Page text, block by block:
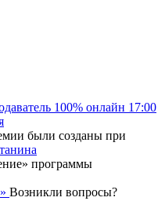
100% онлайн 17:00
были созданы при
программы
Возникли вопросы?